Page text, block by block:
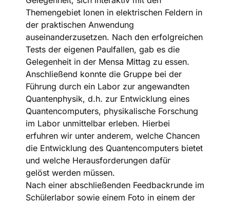
Themengebiet Ionen in elektrischen Feldern in
der praktischen Anwendung
auseinanderzusetzen. Nach den erfolgreichen
Tests der eigenen Paulfallen, gab es die
Gelegenheit in der Mensa Mittag zu essen.
Anschließend konnte die Gruppe bei der
Führung durch ein Labor zur angewandten
Quantenphysik, d.h. zur Entwicklung eines
Quantencomputers, physikalische Forschung
im Labor unmittelbar erleben. Hierbei
erfuhren wir unter anderem, welche Chancen
die Entwicklung des Quantencomputers bietet
und welche Herausforderungen dafür
gelöst werden müssen.
Nach einer abschließenden Feedbackrunde im
Schülerlabor sowie einem Foto in einem der